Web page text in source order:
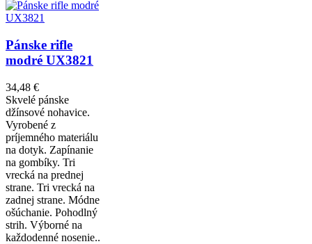
Pánske rifle
modré UX3821
34,48 €
Skvelé pánske
džínsové nohavice.
Vyrobené z
príjemného materiálu
na dotyk. Zapínanie
na gombíky. Tri
vrecká na prednej
strane. Tri vrecká na
zadnej strane. Módne
ošúchanie. Pohodlný
strih. Výborné na
každodenné nosenie..